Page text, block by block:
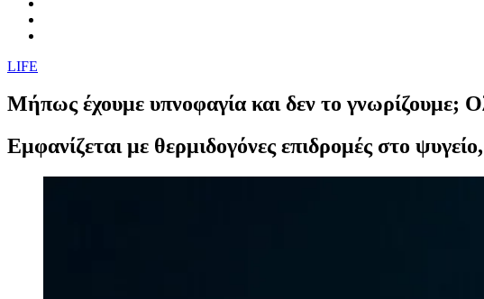
LIFE
Μήπως έχουμε υπνοφαγία και δεν το γνωρίζουμε;
Εμφανίζεται με θερμιδογόνες επιδρομές στο